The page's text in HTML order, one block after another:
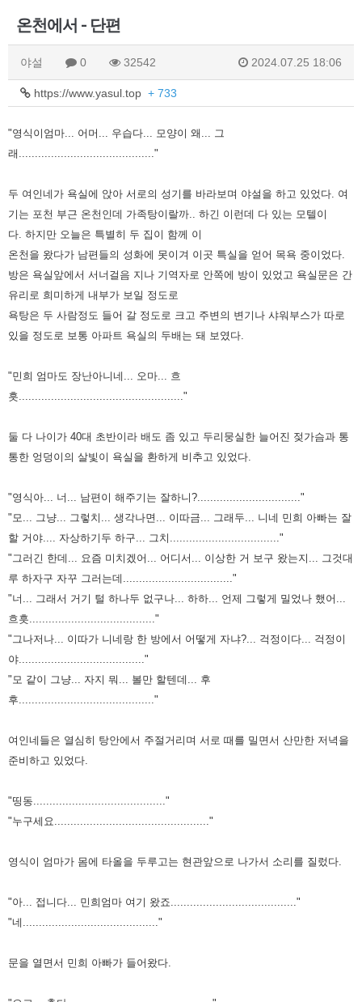
온천에서 - 단편
야설 0 32542 2024.07.25 18:06
https://www.yasul.top + 733
"영식이엄마... 어머... 우습다... 모양이 왜... 그
래.........................................."
두 여인네가 욕실에 앉아 서로의 성기를 바라보며 야설을 하고 있었다. 여
기는 포천 부근 온천인데 가족탕이랄까.. 하긴 이런데 다 있는 모텔이
다. 하지만 오늘은 특별히 두 집이 함께 이
온천을 왔다가 남편들의 성화에 못이겨 이곳 특실을 얻어 목욕 중이었다.
방은 욕실앞에서 서너걸음 지나 기역자로 안쪽에 방이 있 었고 욕실문은 간
유리로 희미하게 내부가 보일 정도로
욕탕은 두 사람정도 들어 갈 정도로 크고 주변의 변기나 샤워부스가 따로
있을 정도로 보통 아파트 욕실의 두배는 돼 보였다.
"민희 엄마도 장난아니네... 오마... 흐
흣..................................................."
둘 다 나이가 40대 초반이라 배도 좀 있고 두리뭉실한 늘어진 젖가슴과 통
통한 엉덩 이의 살빛이 욕실을 환하게 비추고 있었다.
"영식아... 너... 남편이 해주기는 잘하니?................................"
"모... 그냥... 그렇치... 생각나면... 이따금... 그래두... 니네 민희 아빠는 잘
할 거야.... 자상하기두 하구... 그치.................................."
"그러긴 한데... 요즘 미치겠어... 어디서... 이상한 거 보구 왔는지... 그것대
루 하자구 자꾸 그러는데.................................."
"너... 그래서 거기 털 하나두 없구나... 하하... 언제 그렇게 밀었나 했어...
흐흣......................................."
"그나저나... 이따가 니네랑 한 방에서 어떻게 자냐?... 걱정이다... 걱정이
야......................................."
"모 같이 그냥... 자지 뭐... 볼만 할텐데... 후
후.........................................."
여인네들은 열심히 탕안에서 주절거리며 서로 때를 밀면서 산만한 저녁을
준비하고 있었다.
"띵동........................................."
"누구세요................................................"
영식이 엄마가 몸에 타올을 두루고는 현관앞으로 나가서 소리를 질렀다.
"아... 접니다... 민희엄마 여기 왔죠......................................."
"네.........................................."
문을 열면서 민희 아빠가 들어왔다.